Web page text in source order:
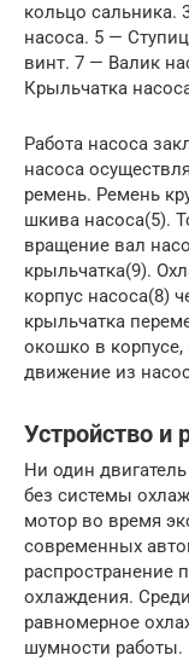
кольцо
насоса. 5 —
винт. 7 — Валик
Крыльчатка
Работа насоса
насоса
ремень. Ремень
шкива насоса(5).
вращение вал
крыльчатка(9).
корпус насоса(8)
крыльчатка
окошко в
движение из
Устройство и
Ни один
без системы
мотор во время
современных
распространение
охлаждения.
равномерное
шумности работы.